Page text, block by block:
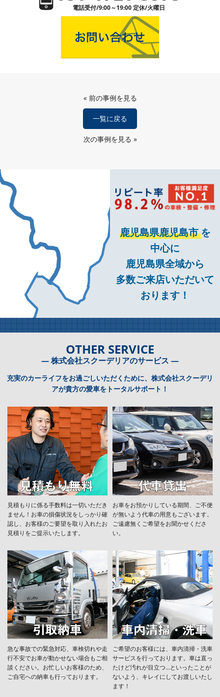
電話受付/9:00～19:00 定休/火曜日
« 前の事例を見る
一覧に戻る
次の事例を見る »
鹿児島県鹿児島市を
中心に
鹿児島県全域から
多数ご来店いただいて
おります！
OTHER SERVICE
― 株式会社スクーデリアのサービス ―
充実のカーライフをお過ごしいただくために、株式会社スクーデリ
アが貴方の愛車をトータルサポート！
見積もりに係る手数料は一切いただき
ません！お車の損傷状況をしっかり確
認し、お客様のご要望を取り入れたお
見積りをご提示いたします。
お車をお預かりしている期間、ご不便
が無いよう代車の用意もございます。
ご遠慮無くご希望をお聞かせくださ
い。
急な事故での緊急対応、車検切れや走
行不安でお車が動かせない場合もご相
談ください。お忙しいお客様のため、
ご自宅への納車も行っております。
ご希望のお客様には、車内清掃・洗車
サービスを行っております。車は直っ
たけど汚れが目立つ...といったことが
ないよう、キレイにしてお渡しいたし
ます！